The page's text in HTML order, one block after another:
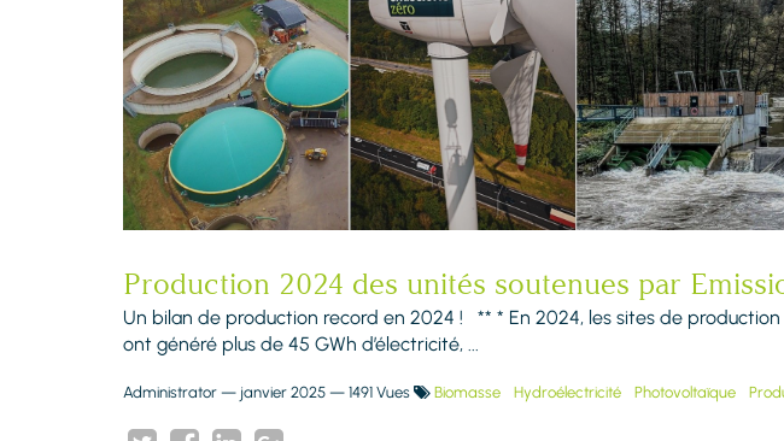
Production 2024 des unités soutenues par
Un bilan de production record en 2024 ! ** * En 2024, les sites de production
ont généré plus de 45 GWh d’électricité, ...
Administrator — janvier 2025 — 1491 Vues Biomasse Hydroélectricité Photovoltaïque